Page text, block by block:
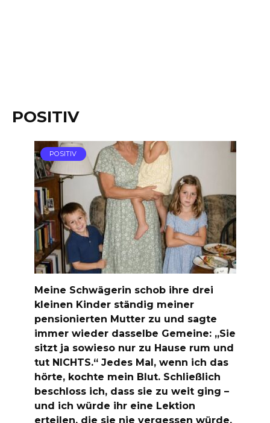
POSITIV
POSITIV
Meine Schwägerin schob ihre drei
kleinen Kinder ständig meiner
pensionierten Mutter zu und sagte
immer wieder dasselbe Gemeine: „Sie
sitzt ja sowieso nur zu Hause rum und
tut NICHTS.“ Jedes Mal, wenn ich das
hörte, kochte mein Blut. Schließlich
beschloss ich, dass sie zu weit ging –
und ich würde ihr eine Lektion
erteilen, die sie nie vergessen würde.